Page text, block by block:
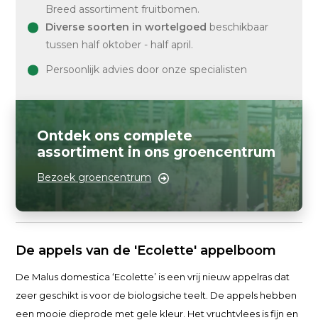
Breed assortiment fruitbomen.
Diverse soorten in wortelgoed beschikbaar
tussen half oktober - half april.
Persoonlijk advies door onze specialisten
Ontdek ons complete
assortiment in ons groencentrum
Bezoek groencentrum
De appels van de 'Ecolette' appelboom
De Malus domestica ‘Ecolette’ is een vrij nieuw appelras dat
zeer geschikt is voor de biologsiche teelt. De appels hebben
een mooie dieprode met gele kleur. Het vruchtvlees is fijn en